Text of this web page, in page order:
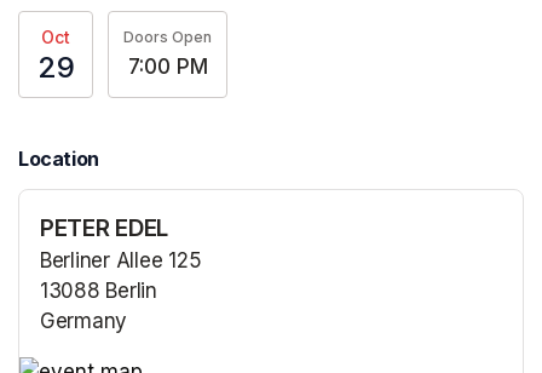
Oct
29
Doors Open
7:00 PM
Location
PETER EDEL
Berliner Allee 125
13088 Berlin
Germany